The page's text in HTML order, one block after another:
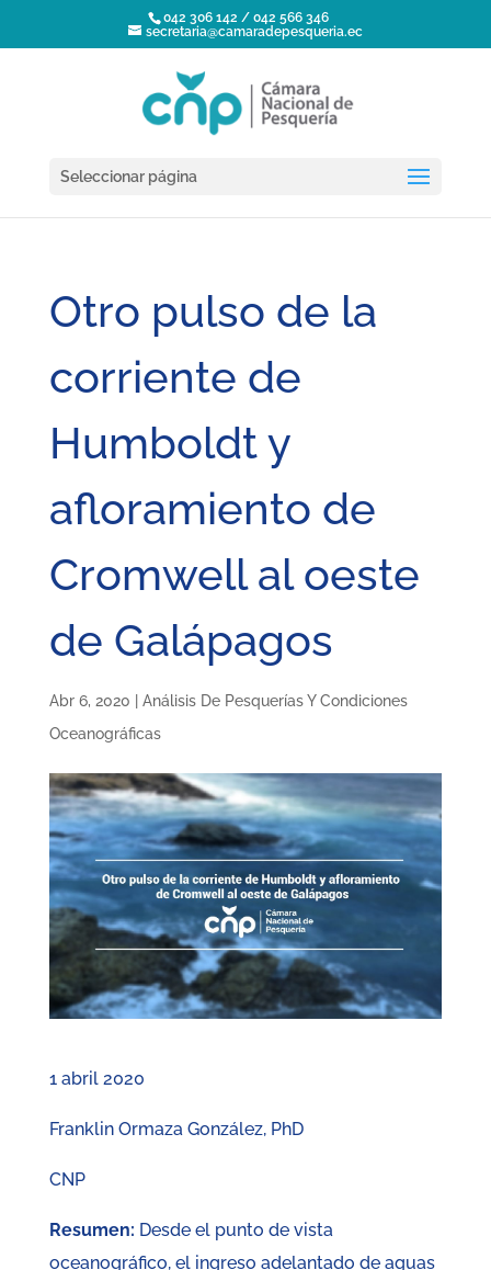
042 306 142 / 042 566 346
secretaria@camaradepesqueria.ec
Seleccionar página
Otro pulso de la
corriente de
Humboldt y
afloramiento de
Cromwell al oeste
de Galápagos
Abr 6, 2020
Análisis De Pesquerías Y Condiciones
Oceanográficas
1 abril 2020
Franklin Ormaza González, PhD
CNP
Resumen: Desde el punto de vista
oceanográfico, el ingreso adelantado de aguas